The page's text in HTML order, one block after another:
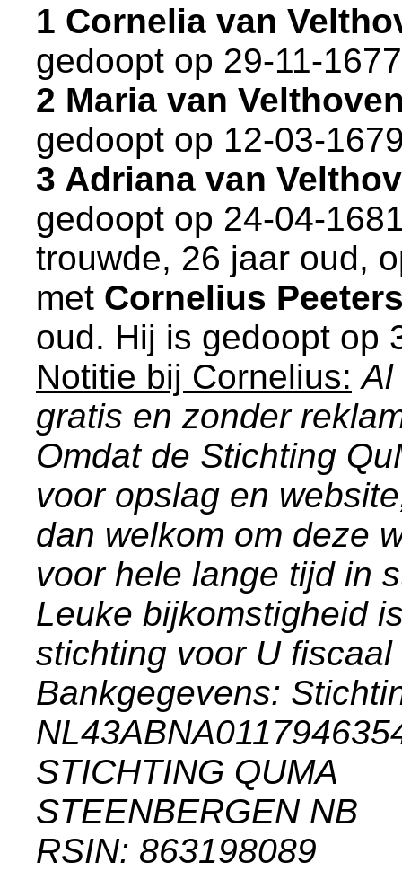
1 Cornelia van
gedoopt op 29-11-
2 Maria van
gedoopt op 12-03-
3 Adriana van
gedoopt op 24-04-
trouwde, 26 jaar oud,
met Cornelius
oud. Hij is gedoopt op
Notitie bij Cornelius: Al
gratis en zonder
Omdat de Stichting
voor opslag en
dan welkom om deze
voor hele lange tijd in
Leuke bijkomstigheid
stichting voor U
Bankgegevens:
STICHTING QUMA
STEENBERGEN NB
RSIN: 863198089